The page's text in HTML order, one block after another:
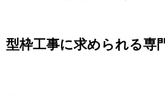
型枠工事に求められる専